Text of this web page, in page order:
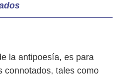
la antipoesía, es para
connotados, tales como